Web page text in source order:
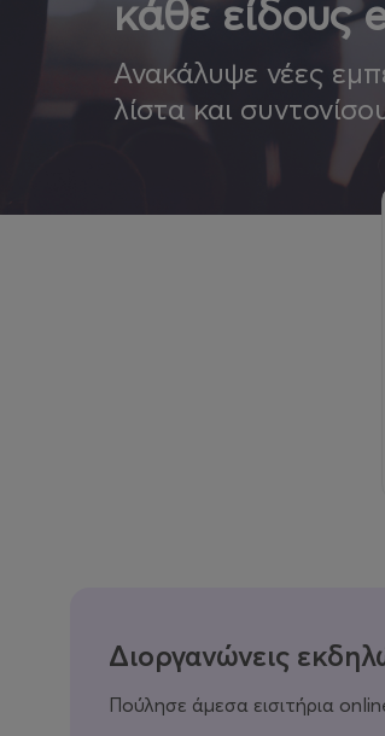
κάθε είδους
Ανακάλυψε νέες
λίστα και
Διοργανώνεις
Πούλησε άμεσα εισιτήρια